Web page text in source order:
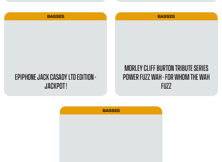
BASSES
EPIPHONE JACK CASADY LTD EDITION -
JACKPOT !
BASSES
MORLEY CLIFF BURTON TRIBUTE SERIES
POWER FUZZ WAH - FOR WHOM THE WAH
FUZZ
BASSES